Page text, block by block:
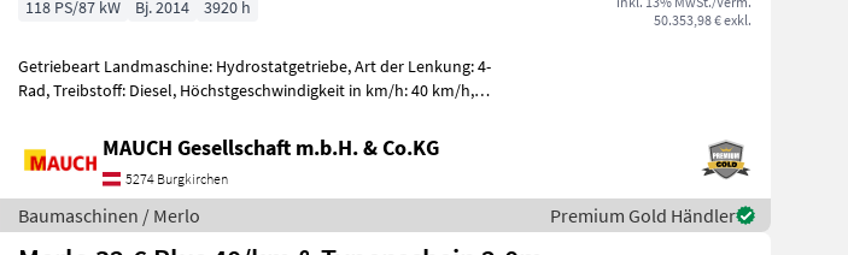
50.353,98 € exkl.
118 PS/87 kW Bj. 2014 3920 h
Getriebeart Landmaschine: Hydrostatgetriebe, Art der Lenkung: 4-
Rad, Treibstoff: Diesel, Höchstgeschwindigkeit in km/h: 40 km/h,
MAUCH Gesellschaft m.b.H. & Co.KG
5274 Burgkirchen
Baumaschinen / Merlo Premium Gold Händler